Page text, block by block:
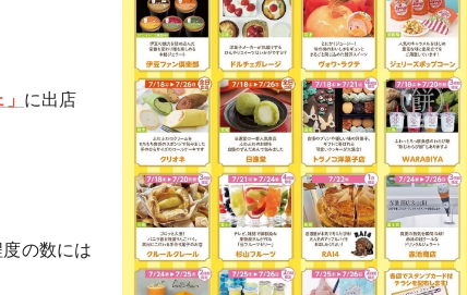
」に出店
の数には